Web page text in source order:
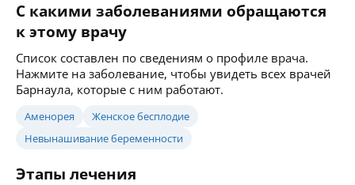
С какими заболеваниями обращаются
к этому врачу
Список составлен по сведениям о профиле врача.
Нажмите на заболевание, чтобы увидеть всех врачей
Барнаула, которые с ним работают.
Аменорея
Женское бесплодие
Невынашивание беременности
Этапы лечения